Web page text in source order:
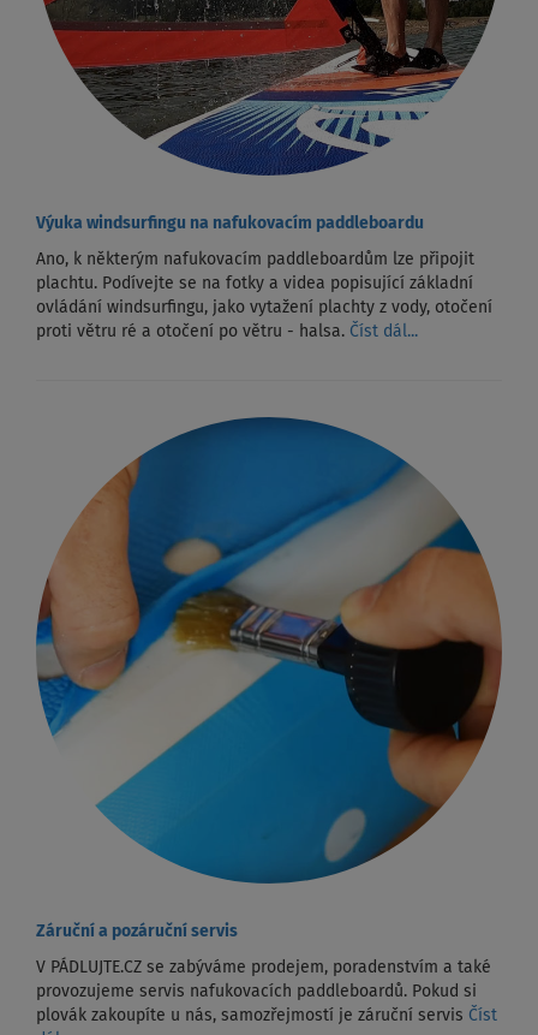
Výuka windsurfingu na nafukovacím paddleboardu
Ano, k některým nafukovacím paddleboardům lze připojit
plachtu. Podívejte se na fotky a videa popisující základní
ovládání windsurfingu, jako vytažení plachty z vody, otočení
proti větru ré a otočení po větru - halsa. Číst dál...
Záruční a pozáruční servis
V PÁDLUJTE.CZ se zabýváme prodejem, poradenstvím a také
provozujeme servis nafukovacích paddleboardů. Pokud si
plovák zakoupíte u nás, samozřejmostí je záruční servis Číst